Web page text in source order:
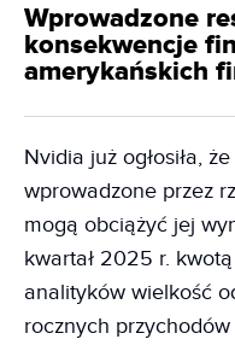
Wprowadzone
konsekwencje
amerykańskich
Nvidia już ogłosiła,
wprowadzone przez
mogą obciążyć jej
kwartał 2025 r.
analityków wielkość
rocznych